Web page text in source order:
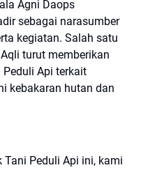
Agni Daops
sebagai narasumber
kegiatan. Salah satu
turut memberikan
Api terkait
kebakaran hutan dan
Peduli Api ini, kami